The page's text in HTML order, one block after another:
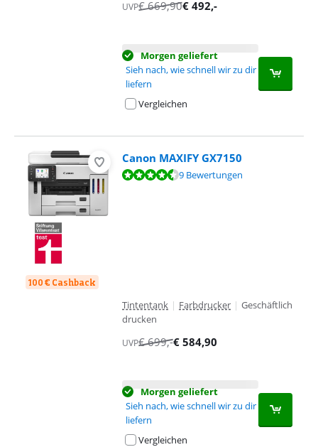
UVP€669,90€ 492,-
Morgen geliefert
Sieh nach, wie schnell wir zu dir
liefern
Vergleichen
100 € Cashback
Canon MAXIFY GX7150
Bewertet mit 8,8 von 10, basierend auf 9 Bewertungen.
9 Bewertungen
Tintentank | Farbdrucker | Geschäftlich
drucken
UVP€699,-€ 584,90
Morgen geliefert
Sieh nach, wie schnell wir zu dir
liefern
Vergleichen